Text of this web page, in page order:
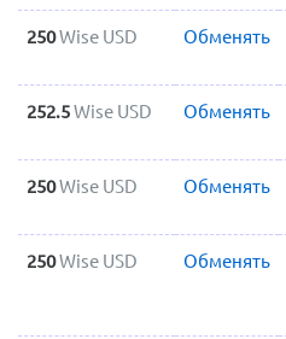
250Wise USD Обменять
252.5Wise USD Обменять
250Wise USD Обменять
250Wise USD Обменять